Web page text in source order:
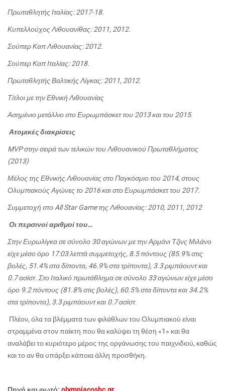
Πρωταθλητής Ιταλίας: 2017-18.
Κυπελλούχος Λιθουανίθας: 2011, 2012.
Σούπερ Καπ Λιθουανίας: 2012.
Σούπερ Καπ Ιταλίας: 2018.
Πρωταθλητής Βαλτικής Λίγκας: 2011, 2012.
Τίτλοι με την Εθνική Λιθουανίας
Ασημένιο μετάλλιο στο Ευρωμπάσκετ του 2013 και του 2015.
Ατομικές διακρίσεις
MVP στην σειρά των τελικών του Λιθουανικού Πρωταθλήματος
(2013)
Μέλος της Εθνικής Λιθουανίας στο Παγκόσμιο του 2014, στους
Ολυμπιακούς Αγώνες το 2016 και στο Ευρωμπάσκετ του 2017.
Συμμετοχή στο All Star Game της Λιθουανίας: 2010, 2011, 2012
Οι περσινοί αριθμοί του…
Στην Ευρωλίγκα σε σύνολο 30 αγώνων με την Αρμάνι Τζινς Μιλάνο
είχε μέσο όρο 17:03 λεπτά συμμετοχής, 8.5 πόντους (85.9% στις
βολές, 51.4% στα δίποντα, 46.9% στα τρίποντα), 3.3 ριμπάουντ και
0.7 ασίστ. Στο Ιταλικό πρωτάθλημα σε σύνολο 33 αγώνων είχε μέσο
όρο 9.2 πόντους (81.8% στις βολές), 60.5% στα δίποντα και 34.2%
στα τρίποντα), 3.3 ριμπάουντ και 0.7 ασίστ.
Πλέον, όλα τα βλέμματα των φιλάθλων του Ολυμπιακού είναι
στραμμένα στον παίκτη που θα καλύψει τη θέση «1» και θα
αναλάβει το κυριότερο μέρος της οργάνωσης του παιχνιδιού, καθώς
και το αν θα υπάρξει κάποια άλλη προσθήκη.